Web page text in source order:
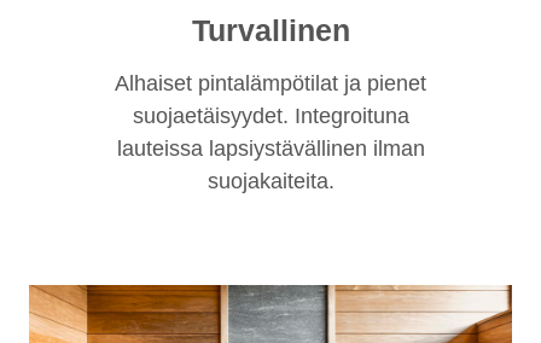
Turvallinen
Alhaiset pintalämpötilat ja pienet
suojaetäisyydet. Integroituna
lauteissa lapsiystävällinen ilman
suojakaiteita.